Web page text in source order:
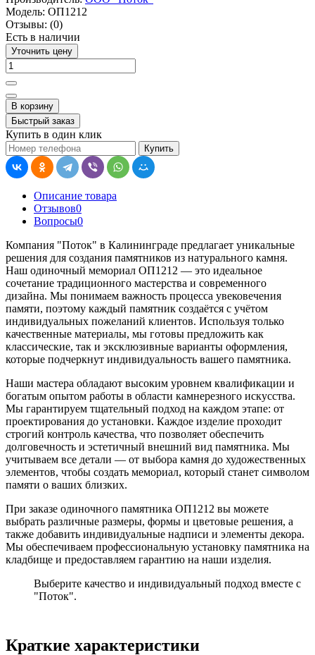
Модель: ОП1212
Отзывы: (0)
Есть в наличии
Уточнить цену
В корзину
Быстрый заказ
Купить в один клик
Купить
Описание товара
Отзывов0
Вопросы0
Компания "Поток" в Калининграде предлагает уникальные
решения для создания памятников из натурального камня.
Наш одиночный мемориал ОП1212 — это идеальное
сочетание традиционного мастерства и современного
дизайна. Мы понимаем важность процесса увековечения
памяти, поэтому каждый памятник создаётся с учётом
индивидуальных пожеланий клиентов. Используя только
качественные материалы, мы готовы предложить как
классические, так и эксклюзивные варианты оформления,
которые подчеркнут индивидуальность вашего памятника.
Наши мастера обладают высоким уровнем квалификации и
богатым опытом работы в области камнерезного искусства.
Мы гарантируем тщательный подход на каждом этапе: от
проектирования до установки. Каждое изделие проходит
строгий контроль качества, что позволяет обеспечить
долговечность и эстетичный внешний вид памятника. Мы
учитываем все детали — от выбора камня до художественных
элементов, чтобы создать мемориал, который станет символом
памяти о ваших близких.
При заказе одиночного памятника ОП1212 вы можете
выбрать различные размеры, формы и цветовые решения, а
также добавить индивидуальные надписи и элементы декора.
Мы обеспечиваем профессиональную установку памятника на
кладбище и предоставляем гарантию на наши изделия.
Выберите качество и индивидуальный подход вместе с
"Поток".
Краткие характеристики